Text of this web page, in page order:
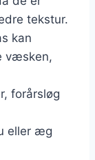
tekstur.
kan
væsken,
forårsløg
eller æg